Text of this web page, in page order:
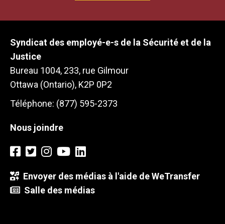
Syndicat des employé-e-s de la Sécurité et de la
Justice
Bureau 1004, 233, rue Gilmour
Ottawa (Ontario), K2P 0P2
Téléphone: (877) 595-2373
Nous joindre
Envoyer des médias à l'aide de WeTransfer
Salle des médias